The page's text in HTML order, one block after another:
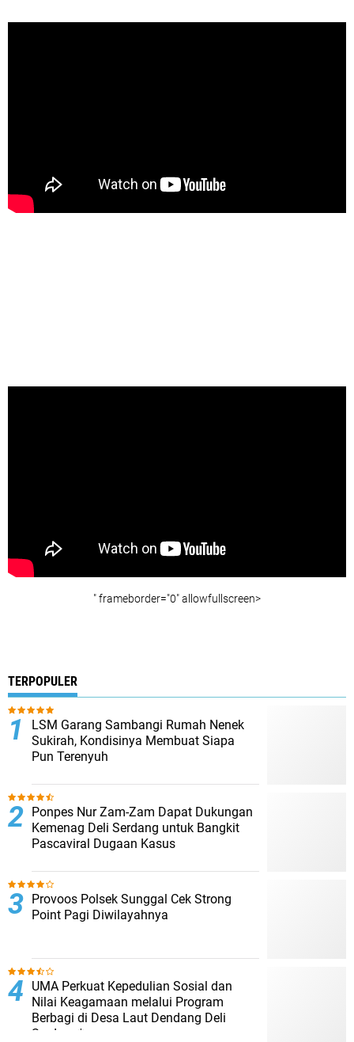
" frameborder="0" allowfullscreen>
TERPOPULER
LSM Garang Sambangi Rumah Nenek
Sukirah, Kondisinya Membuat Siapa
Pun Terenyuh
Ponpes Nur Zam-Zam Dapat Dukungan
Kemenag Deli Serdang untuk Bangkit
Pascaviral Dugaan Kasus
Provoos Polsek Sunggal Cek Strong
Point Pagi Diwilayahnya
UMA Perkuat Kepedulian Sosial dan
Nilai Keagamaan melalui Program
Berbagi di Desa Laut Dendang Deli
Serdang*